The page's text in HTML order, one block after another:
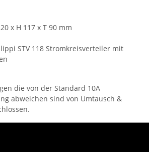
x H 117 x T 90 mm
STV 118 Stromkreisverteiler mit
die von der Standard 10A
abweichen sind von Umtausch &